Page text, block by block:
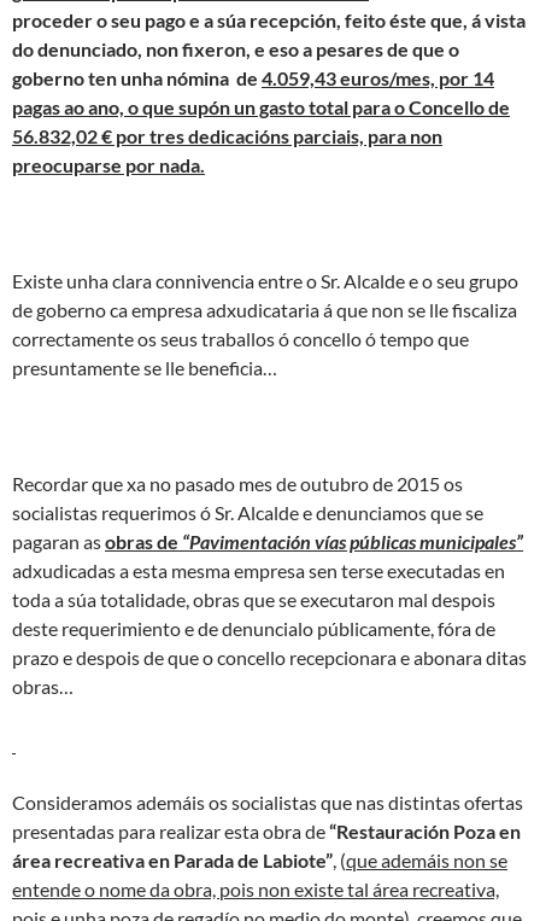
proceder o seu pago e a súa recepción, feito éste que, á vista
do denunciado, non fixeron, e eso a pesares de que o
goberno ten unha nómina de 4.059,43 euros/mes, por 14
pagas ao ano, o que supón un gasto total para o Concello de
56.832,02 € por tres dedicacións parciais, para non
preocuparse por nada.
Existe unha clara connivencia entre o Sr. Alcalde e o seu grupo
de goberno ca empresa adxudicataria á que non se lle fiscaliza
correctamente os seus traballos ó concello ó tempo que
presuntamente se lle beneficia…
Recordar que xa no pasado mes de outubro de 2015 os
socialistas requerimos ó Sr. Alcalde e denunciamos que se
pagaran asobras de “Pavimentación vías públicas municipales”
adxudicadas a esta mesma empresa sen terse executadas en
toda a súa totalidade, obras que se executaron mal despois
deste requerimiento e de denuncialo públicamente, fóra de
prazo e despois de que o concello recepcionara e abonara ditas
obras…
Consideramos ademáis os socialistas que nas distintas ofertas
presentadas para realizar esta obra de“Restauración Poza en
área recreativa en Parada de Labiote” , (que ademáis non se
entende o nome da obra, pois non existe tal área recreativa,